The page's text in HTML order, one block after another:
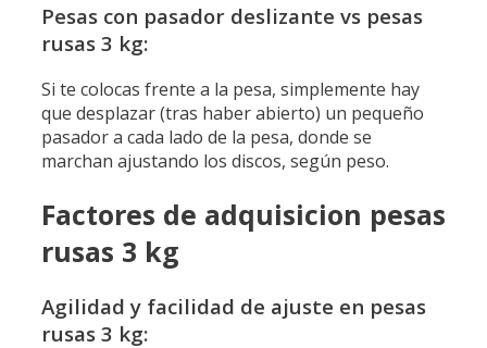
Pesas con pasador deslizante vs pesas
rusas 3 kg:
Si te colocas frente a la pesa, simplemente hay
que desplazar (tras haber abierto) un pequeño
pasador a cada lado de la pesa, donde se
marchan ajustando los discos, según peso.
Factores de adquisicion pesas
rusas 3 kg
Agilidad y facilidad de ajuste en pesas
rusas 3 kg: